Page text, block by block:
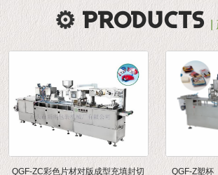
PRODUCTS
QGF-ZC彩色片材对版成型充填封切
QGF-Z塑杯